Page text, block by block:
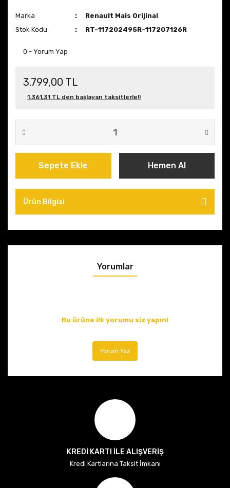
Marka
Renault Mais Orijinal
Stok Kodu
RT-117202495R-117207126R
0 - Yorum Yap
3.799,00 TL
1.361,31 TL den başlayan taksitlerle!!
Sepete Ekle Hemen Al
Ürün Bilgisi
Yorumlar
Bu ürüne ilk yorumu siz yapın!
Yorum Yaz
KREDİ KARTI İLE ALIŞVERİŞ
Kredi Kartlarına Taksit İmkanı